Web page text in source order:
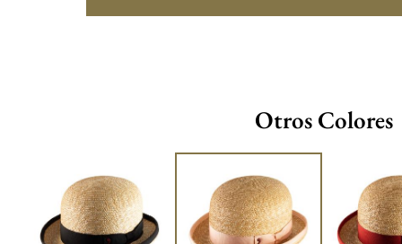
Otros Colores